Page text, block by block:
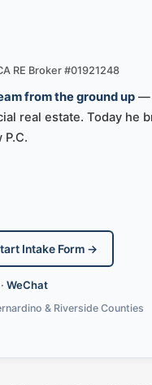
RE Broker #01921248
from the ground up —
real estate. Today
Intake Form →
·WeChat
& Riverside Counties